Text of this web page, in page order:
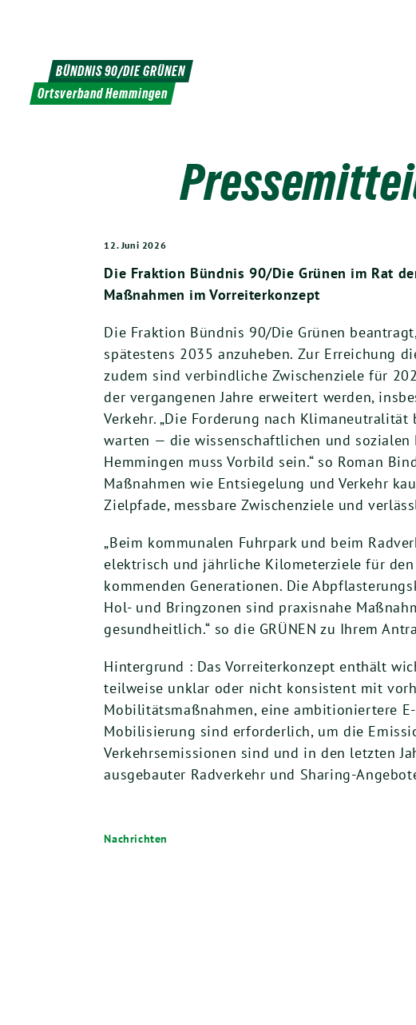
BÜNDNIS 90/DIE GRÜNEN
Ortsverband Hemmingen
12. Juni 2026
Die Fraktion Bündnis 90/Die Grünen im Rat
Maßnahmen im Vorreiterkonzept
Die Fraktion Bündnis 90/Die Grünen
spätestens 2035 anzuheben. Zur Erreichung
zudem sind verbindliche Zwischenziele für
der vergangenen Jahre erweitert werden,
Verkehr. „Die Forderung nach
warten — die wissenschaftlichen und
Hemmingen muss Vorbild sein.“ so Roman
Maßnahmen wie Entsiegelung und Verkehr
Zielpfade, messbare Zwischenziele und
„Beim kommunalen Fuhrpark und beim
elektrisch und jährliche Kilometerziele für
kommenden Generationen. Die
Hol- und Bringzonen sind praxisnahe
gesundheitlich.“ so die GRÜNEN zu Ihrem
Hintergrund : Das Vorreiterkonzept enthält
teilweise unklar oder nicht konsistent mit
Mobilitätsmaßnahmen, eine ambitioniertere
Mobilisierung sind erforderlich, um die
Verkehrsemissionen sind und in den letzten
ausgebauter Radverkehr und Sharing-
Nachrichten